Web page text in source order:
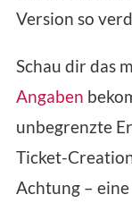
Version so
Schau dir das
Angaben
unbegrenzte
Ticket-
Achtung –